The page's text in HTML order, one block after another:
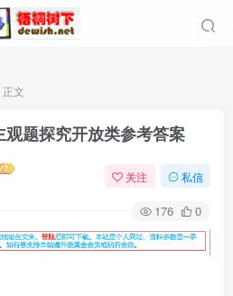
正文
题探究开放类参考答案
关注 私信
176 0